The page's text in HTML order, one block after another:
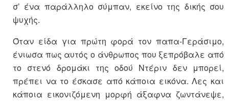
σ’ ένα παράλληλο σύμπαν, εκείνο της δικής σου
ψυχής.
Όταν είδα για πρώτη φορά τον παπα-Γεράσιμο,
ένιωσα πως αυτός ο άνθρωπος που ξεπρόβαλε από
το στενό δρομάκι της οδού Ντέριν δεν μπορεί,
πρέπει να το έσκασε από κάποια εικόνα. Λες και
κάποια εικονιζόμενη μορφή άξαφνα ζωντάνεψε,